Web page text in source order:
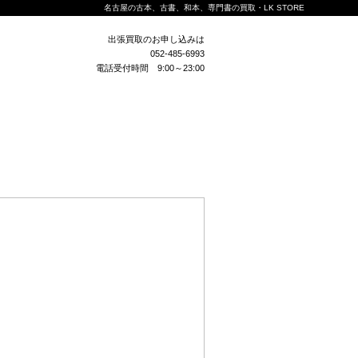
名古屋の古本、古書、和本、専門書の買取・LK STORE
出張買取のお申し込みは
052-485-6993
電話受付時間 9:00～23:00